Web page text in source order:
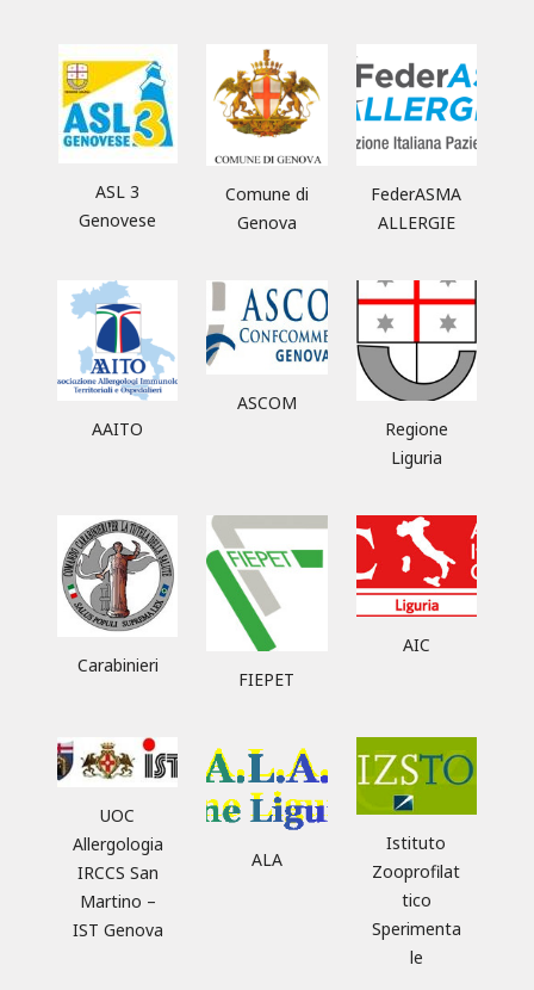
ASL 3
Genovese
Comune di
Genova
FederASMA
ALLERGIE
AAITO
ASCOM
Regione
Liguria
Carabinieri
FIEPET
AIC
UOC
Allergologia
IRCCS San
Martino –
IST Genova
ALA
Istituto
Zooprofilat
tico
Sperimenta
le